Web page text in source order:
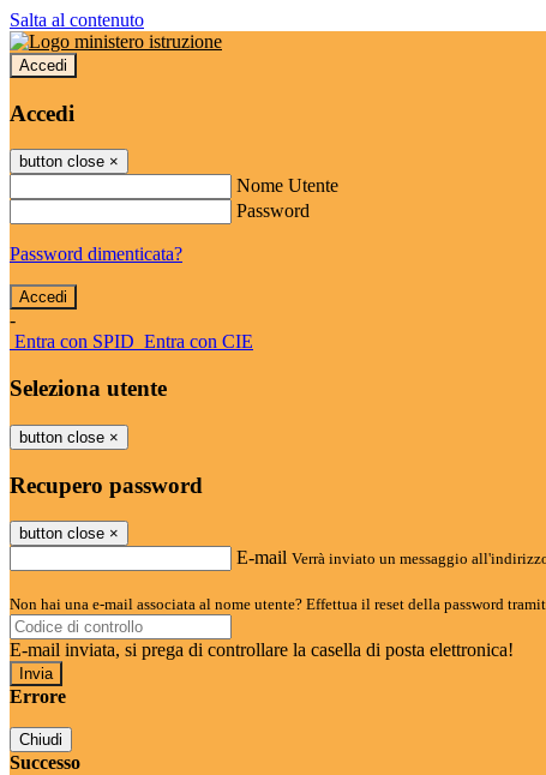
Salta al contenuto
Accedi
Accedi
button close ×
Nome Utente
Password
Password dimenticata?
-
Entra con SPID Entra con CIE
Seleziona utente
button close ×
Recupero password
button close ×
E-mail Verrà inviato un messaggio
Non hai una e-mail associata al nome utente? Effettua il reset della password
E-mail inviata, si prega di controllare la casella di posta elettronica!
Errore
Chiudi
Successo